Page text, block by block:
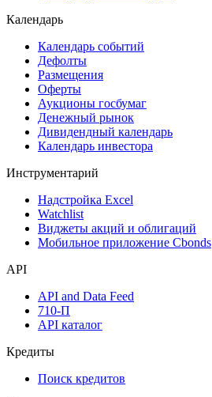
Календарь
Календарь событий
Дефолты
Размещения
Оферты
Аукционы госбумаг
Денежный рынок
Дивидендный календарь
Календарь инвестора
Инструментарий
Надстройка Excel
Watchlist
Виджеты акций и облигаций
Мобильное приложение Cbonds
API
API and Data Feed
710-П
API каталог
Кредиты
Поиск кредитов